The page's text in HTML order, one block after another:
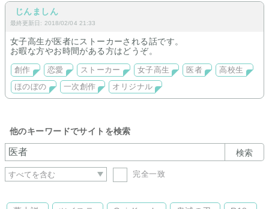
じんましん
最終更新日: 2018/02/04 21:33
女子高生が医者にストーカーされる話です。
お暇な方やお時間がある方はどうぞ。
創作 恋愛 ストーカー 女子高生 医者
高校生
ほのぼの
一次創作 オリジナル
他のキーワードでサイトを検索
検索
完全一致